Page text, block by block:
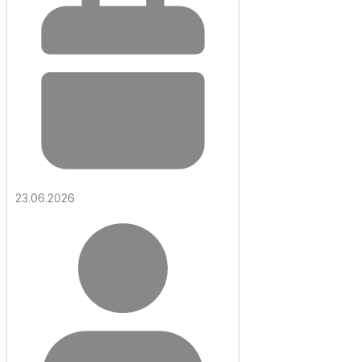
23.06.2026